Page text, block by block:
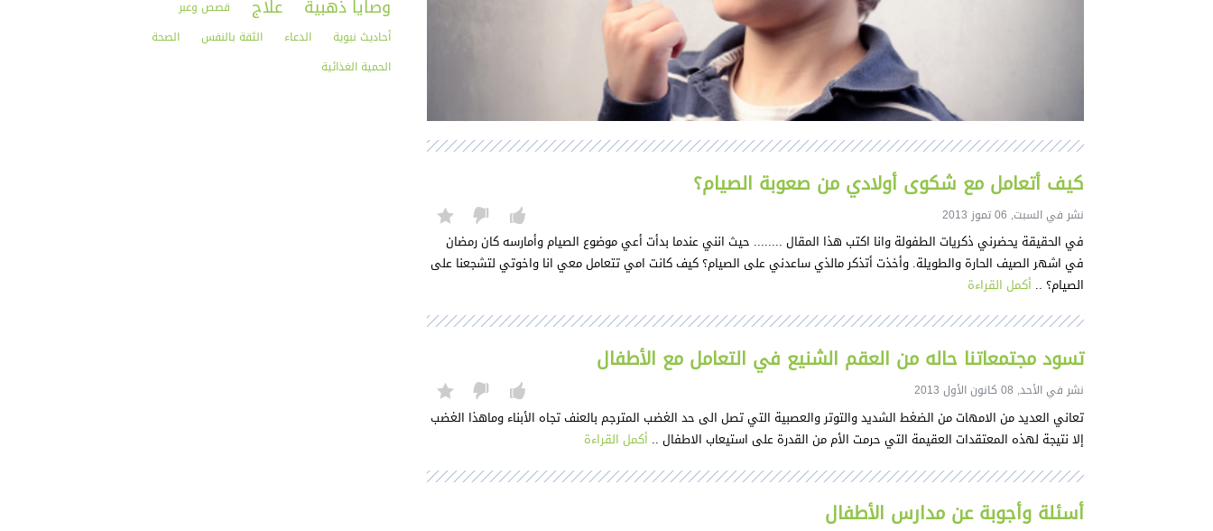
كيف أتعامل مع شكوى أولادي من صعوبة الصيام؟
نشر في السبت, 06 تموز 2013
في الحقيقة يحضرني ذكريات الطفولة وانا اكتب هذا المقال ........ حيث انني عندما بدأت أعي موضوع الصيام وأمارسه كان رمضان
في اشهر الصيف الحارة والطويلة. وأخذت أتذكر مالذي ساعدني على الصيام؟ كيف كانت امي تتعامل معي انا واخوتي لتشجعنا على
الصيام؟ .. أكمل القراءة
تسود مجتمعاتنا حاله من العقم الشنيع في التعامل مع الأطفال
نشر في الأحد, 08 كانون الأول 2013
تعاني العديد من الامهات من الضغط الشديد والتوتر والعصبية التي تصل الى حد الغضب المترجم بالعنف تجاه الأبناء وماهذا الغضب
إلا نتيجة لهذه المعتقدات العقيمة التي حرمت الأم من القدرة على استيعاب الاطفال .. أكمل القراءة
أسئلة وأجوبة عن مدارس الأطفال
وصايا ذهبية علاج
قصص وعبر
أحاديث نبوية
الدعاء الثقة بالنفس
الصحة
الحمية الغذائية